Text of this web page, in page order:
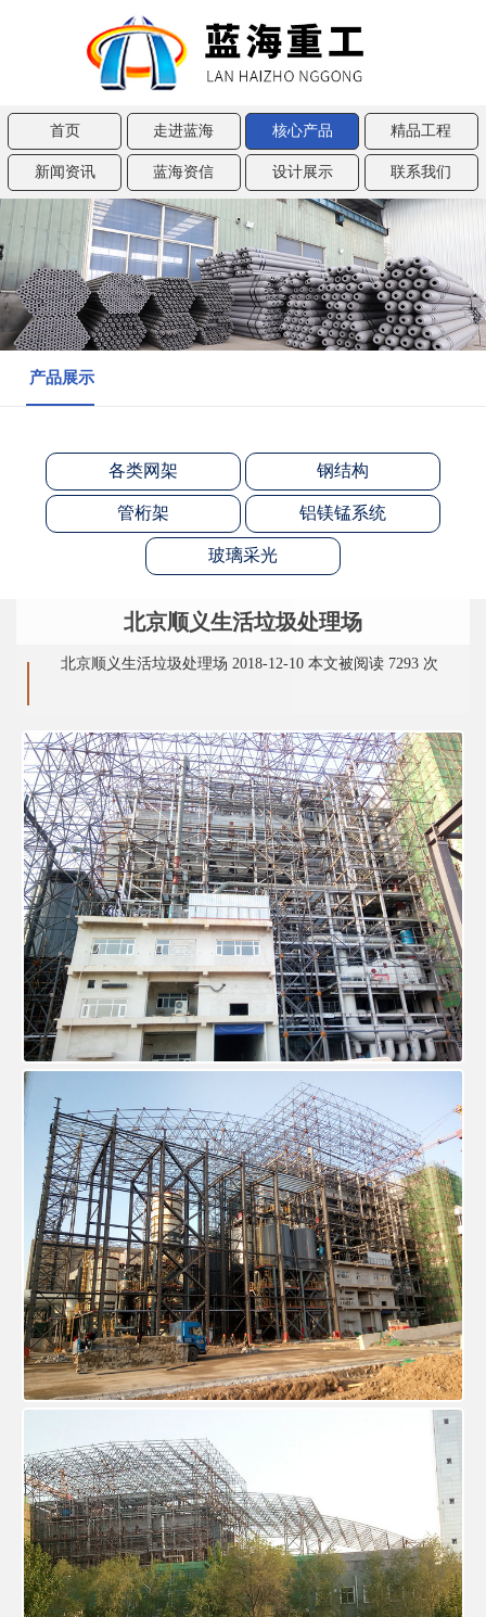
首页 走进蓝海 核心产品 精品工程
新闻资讯 蓝海资信 设计展示 联系我们
产品展示
各类网架 钢结构
管桁架 铝镁锰系统
玻璃采光
北京顺义生活垃圾处理场
北京顺义生活垃圾处理场 2018-12-10 本文被阅读 7293 次